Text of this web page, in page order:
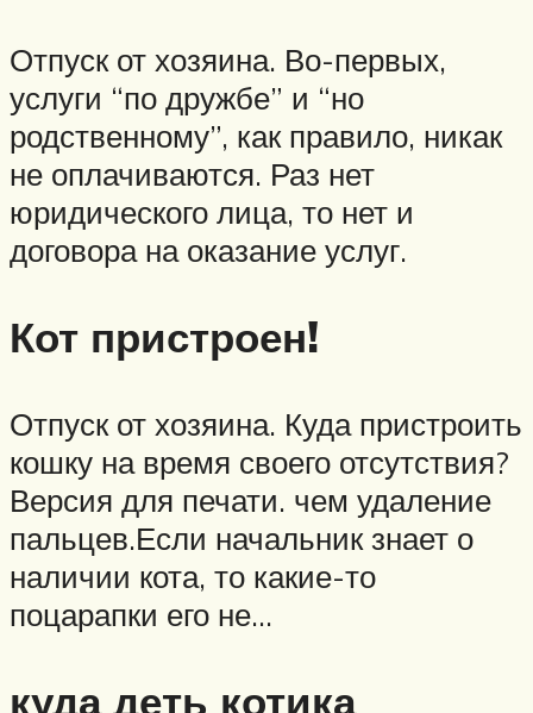
Отпуск от хозяина. Во-первых,
услуги “по дружбе” и “но
родственному”, как правило, никак
не оплачиваются. Раз нет
юридического лица, то нет и
договора на оказание услуг.
Кот пристроен!
Отпуск от хозяина. Куда пристроить
кошку на время своего отсутствия?
Версия для печати. чем удаление
пальцев.Если начальник знает о
наличии кота, то какие-то
поцарапки его не…
куда деть котика